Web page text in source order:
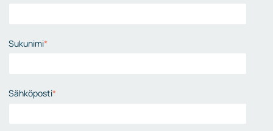
Sukunimi*
Sähköposti*